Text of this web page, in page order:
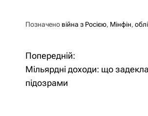
Позначено війна з Росією, Мінфін,
Н
а
Попередній:
Мільярдні доходи: що
підозрами